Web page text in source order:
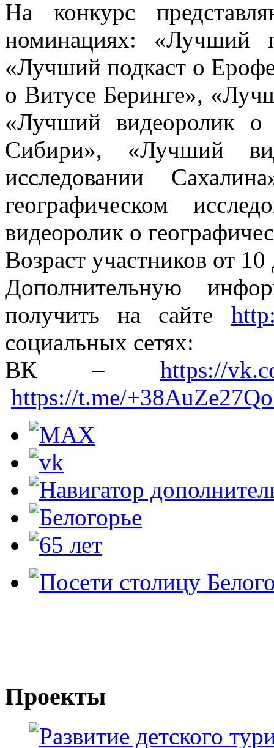
На конкурс
номинациях: «Лучший
«Лучший подкаст о
о Витусе Беринге»,
«Лучший видеоролик о
Сибири», «Лучший
исследовании
географическом
видеоролик о
Возраст участников от 10
Дополнительную
получить на сайте
социальных сетях:
ВК – https://
https://t.me/
Проекты